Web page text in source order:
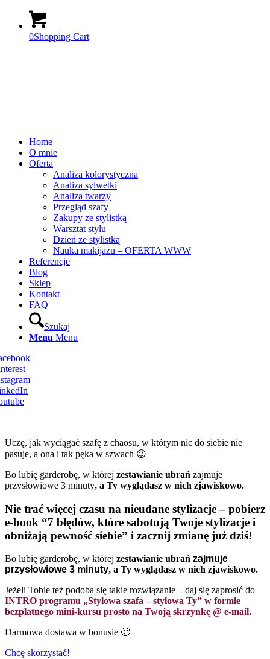
0Shopping Cart
Home
O mnie
Oferta
Analiza kolorystyczna
Analiza sylwetki
Analiza twarzy
Przegląd szafy
Zakupy ze stylistką
Warsztat stylu
Dzień ze stylistką
Nauka makijażu – OFERTA WWW
Referencje
Blog
Sklep
Kontakt
FAQ
Szukaj
Menu Menu
Uczę, jak wyciągać szafę z chaosu, w którym nic do siebie nie
pasuje, a ona i tak pęka w szwach 😉
Bo lubię garderobę, w której zestawianie ubrań zajmuje
przysłowiowe 3 minuty, a Ty wyglądasz w nich zjawiskowo.
Nie trać więcej czasu na nieudane stylizacje – pobierz
e-book “7 błędów, które sabotują Twoje stylizacje i
obniżają pewność siebie” i zacznij zmianę już dziś!
Bo lubię garderobę, w której zestawianie ubrań zajmuje
przysłowiowe 3 minuty, a Ty wyglądasz w nich zjawiskowo.
Jeżeli Tobie też podoba się takie rozwiązanie – daj się zaprosić do
INTRO programu „Stylowa szafa – stylowa Ty” w formie
bezpłatnego mini-kursu prosto na Twoją skrzynkę @ e-mail.
Darmowa dostawa w bonusie 🙂
Chcę skorzystać!